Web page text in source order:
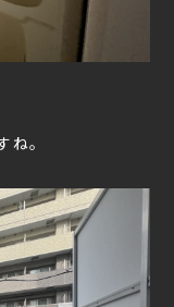
。